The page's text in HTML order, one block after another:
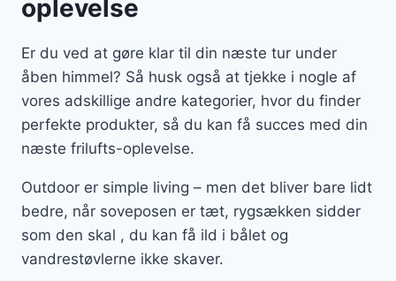
oplevelse
Er du ved at gøre klar til din næste tur under
åben himmel? Så husk også at tjekke i nogle af
vores adskillige andre kategorier, hvor du finder
perfekte produkter, så du kan få succes med din
næste frilufts-oplevelse.
Outdoor er simple living – men det bliver bare lidt
bedre, når soveposen er tæt, rygsækken sidder
som den skal , du kan få ild i bålet og
vandrestøvlerne ikke skaver.